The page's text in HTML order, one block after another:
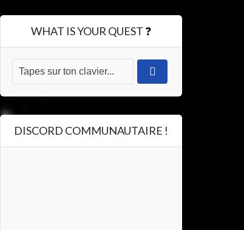
WHAT IS YOUR QUEST ❓
DISCORD COMMUNAUTAIRE !